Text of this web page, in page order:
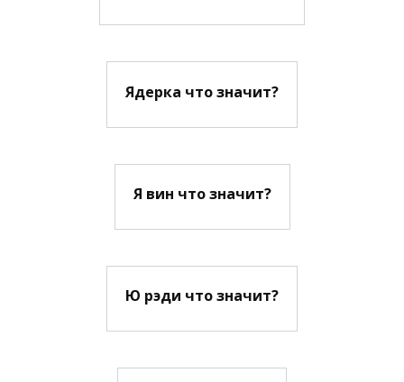
Ядерка что значит?
Я вин что значит?
Ю рэди что значит?